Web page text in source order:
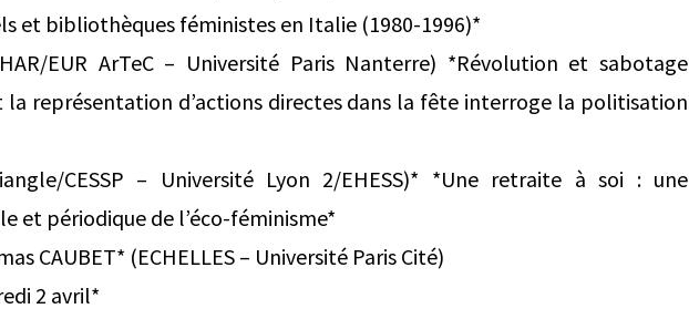
et bibliothèques féministes en Italie (1980-1996)*
EUR ArTeC – Université Paris Nanterre) *Révolution et sabotage
la représentation d’actions directes dans la fête interroge la politisation
CESSP – Université Lyon 2/EHESS)* *Une retraite à soi : une
et périodique de l’éco-féminisme*
CAUBET* (ECHELLES – Université Paris Cité)
2 avril*